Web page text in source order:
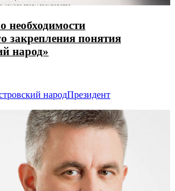
необходимости
закрепления понятия
народ»
народПрезидент